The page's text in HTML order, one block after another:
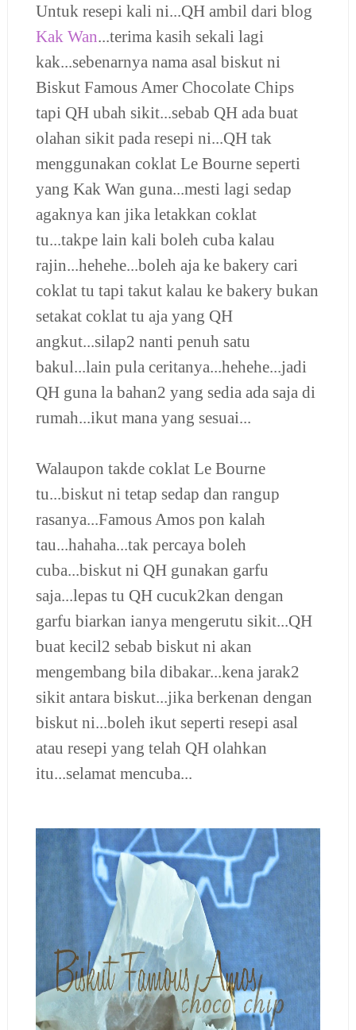
Untuk resepi kali ni...QH ambil dari blog
Kak Wan...terima kasih sekali lagi
kak...sebenarnya nama asal biskut ni
Biskut Famous Amer Chocolate Chips
tapi QH ubah sikit...sebab QH ada buat
olahan sikit pada resepi ni...QH tak
menggunakan coklat Le Bourne seperti
yang Kak Wan guna...mesti lagi sedap
agaknya kan jika letakkan coklat
tu...takpe lain kali boleh cuba kalau
rajin...hehehe...boleh aja ke bakery cari
coklat tu tapi takut kalau ke bakery bukan
setakat coklat tu aja yang QH
angkut...silap2 nanti penuh satu
bakul...lain pula ceritanya...hehehe...jadi
QH guna la bahan2 yang sedia ada saja di
rumah...ikut mana yang sesuai...
Walaupon takde coklat Le Bourne
tu...biskut ni tetap sedap dan rangup
rasanya...Famous Amos pon kalah
tau...hahaha...tak percaya boleh
cuba...biskut ni QH gunakan garfu
saja...lepas tu QH cucuk2kan dengan
garfu biarkan ianya mengerutu sikit...QH
buat kecil2 sebab biskut ni akan
mengembang bila dibakar...kena jarak2
sikit antara biskut...jika berkenan dengan
biskut ni...boleh ikut seperti resepi asal
atau resepi yang telah QH olahkan
itu...selamat mencuba...